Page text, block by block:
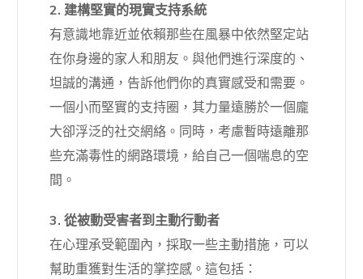
2. 建構堅實的現實支持系統
有意識地靠近並依賴那些在風暴中依然堅定站
在你身邊的家人和朋友。與他們進行深度的、
坦誠的溝通，告訴他們你的真實感受和需要。
一個小而堅實的支持圈，其力量遠勝於一個龐
大卻浮泛的社交網絡。同時，考慮暫時遠離那
些充滿毒性的網路環境，給自己一個喘息的空
間。
3. 從被動受害者到主動行動者
在心理承受範圍內，採取一些主動措施，可以
幫助重獲對生活的掌控感。這包括：